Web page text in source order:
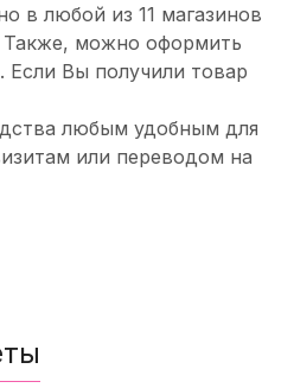
в любой из 11 магазинов
Также, можно оформить
Если Вы получили товар
любым удобным для
или переводом на